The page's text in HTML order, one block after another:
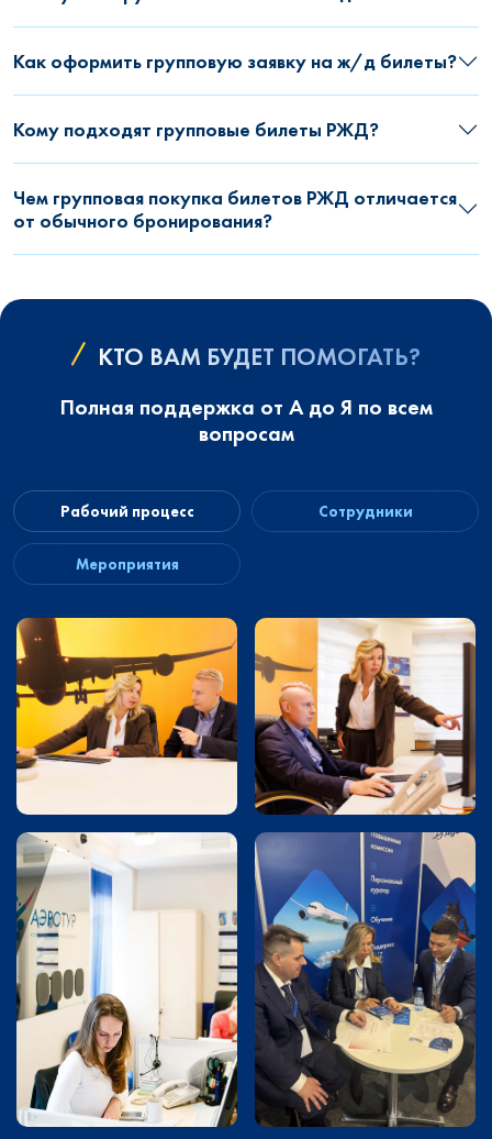
Как оформить групповую заявку на ж/д билеты?
Кому подходят групповые билеты РЖД?
Чем групповая покупка билетов РЖД отличается
от обычного бронирования?
КТО ВАМ БУДЕТ ПОМОГАТЬ?
Полная поддержка от А до Я по всем
вопросам
Рабочий процесс Сотрудники
Мероприятия